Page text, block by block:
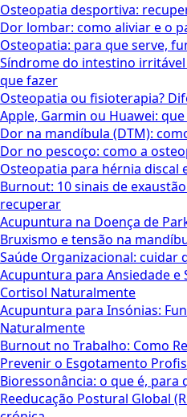
Osteopatia desportiva:
Dor lombar: como aliviar e o
Osteopatia: para que serve,
Síndrome do intestino irritável
que fazer
Osteopatia ou fisioterapia?
Apple, Garmin ou Huawei:
Dor na mandíbula (DTM):
Dor no pescoço: como a
Osteopatia para hérnia discal
Burnout: 10 sinais de
recuperar
Acupuntura na Doença de
Bruxismo e tensão na
Saúde Organizacional: cuidar
Acupuntura para Ansiedade e
Cortisol Naturalmente
Acupuntura para Insónias:
Naturalmente
Burnout no Trabalho: Como
Prevenir o Esgotamento
Bioressonância: o que é, para
Reeducação Postural Global